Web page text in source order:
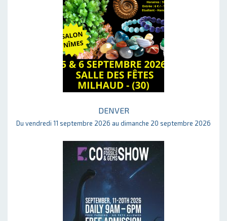
DENVER
Du vendredi 11 septembre 2026 au dimanche 20 septembre 2026